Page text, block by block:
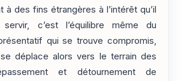
à des fins étrangères à l’intérêt qu’il
c’est l’équilibre même du
qui se trouve compromis,
déplace alors vers le terrain des
et détournement de